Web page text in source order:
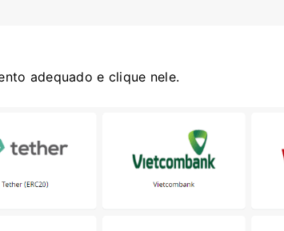
adequado e clique nele.